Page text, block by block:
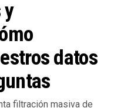
y
datos
filtración masiva de